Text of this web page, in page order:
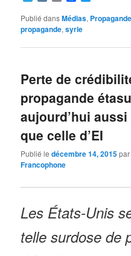
Publié dansMédias, Propagande
propagande,syrie
Perte de
propagande
aujourd’hui
que celle d’EI
Publié ledécembre 14, 2015par
Francophone
Les États-Unis
telle surdose de